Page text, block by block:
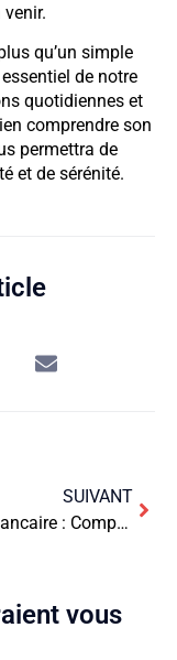
qu’un simple
de notre
quotidiennes et
comprendre son
permettra de
et de sérénité.
SUIVANT
Interdit bancaire : Comprendre les conséquences et s’en sortir
vous